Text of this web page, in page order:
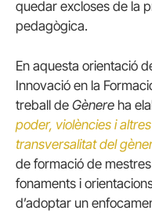
quedar excloses de la
pedagògica.
En aquesta orientació
Innovació en la
treball de Gènere ha
poder, violències i
transversalitat del
de formació de
fonaments i
d’adoptar un